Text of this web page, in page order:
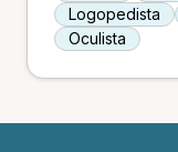
Logopedista
Oculista